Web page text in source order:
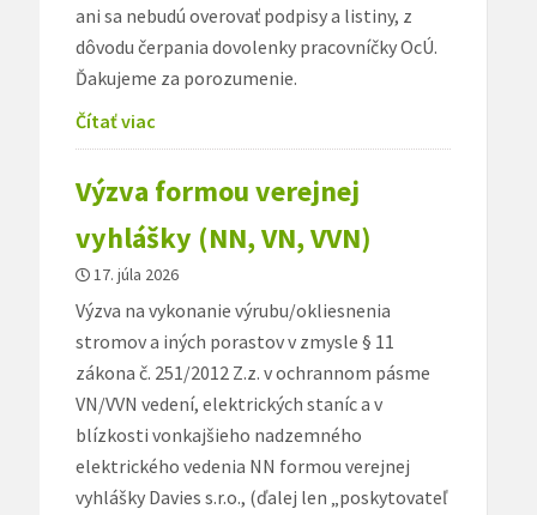
ani sa nebudú overovať podpisy a listiny, z
dôvodu čerpania dovolenky pracovníčky OcÚ.
Ďakujeme za porozumenie.
Čítať viac
Výzva formou verejnej
vyhlášky (NN, VN, VVN)
17. júla 2026
Výzva na vykonanie výrubu/okliesnenia
stromov a iných porastov v zmysle § 11
zákona č. 251/2012 Z.z. v ochrannom pásme
VN/VVN vedení, elektrických staníc a v
blízkosti vonkajšieho nadzemného
elektrického vedenia NN formou verejnej
vyhlášky Davies s.r.o., (ďalej len „poskytovateľ